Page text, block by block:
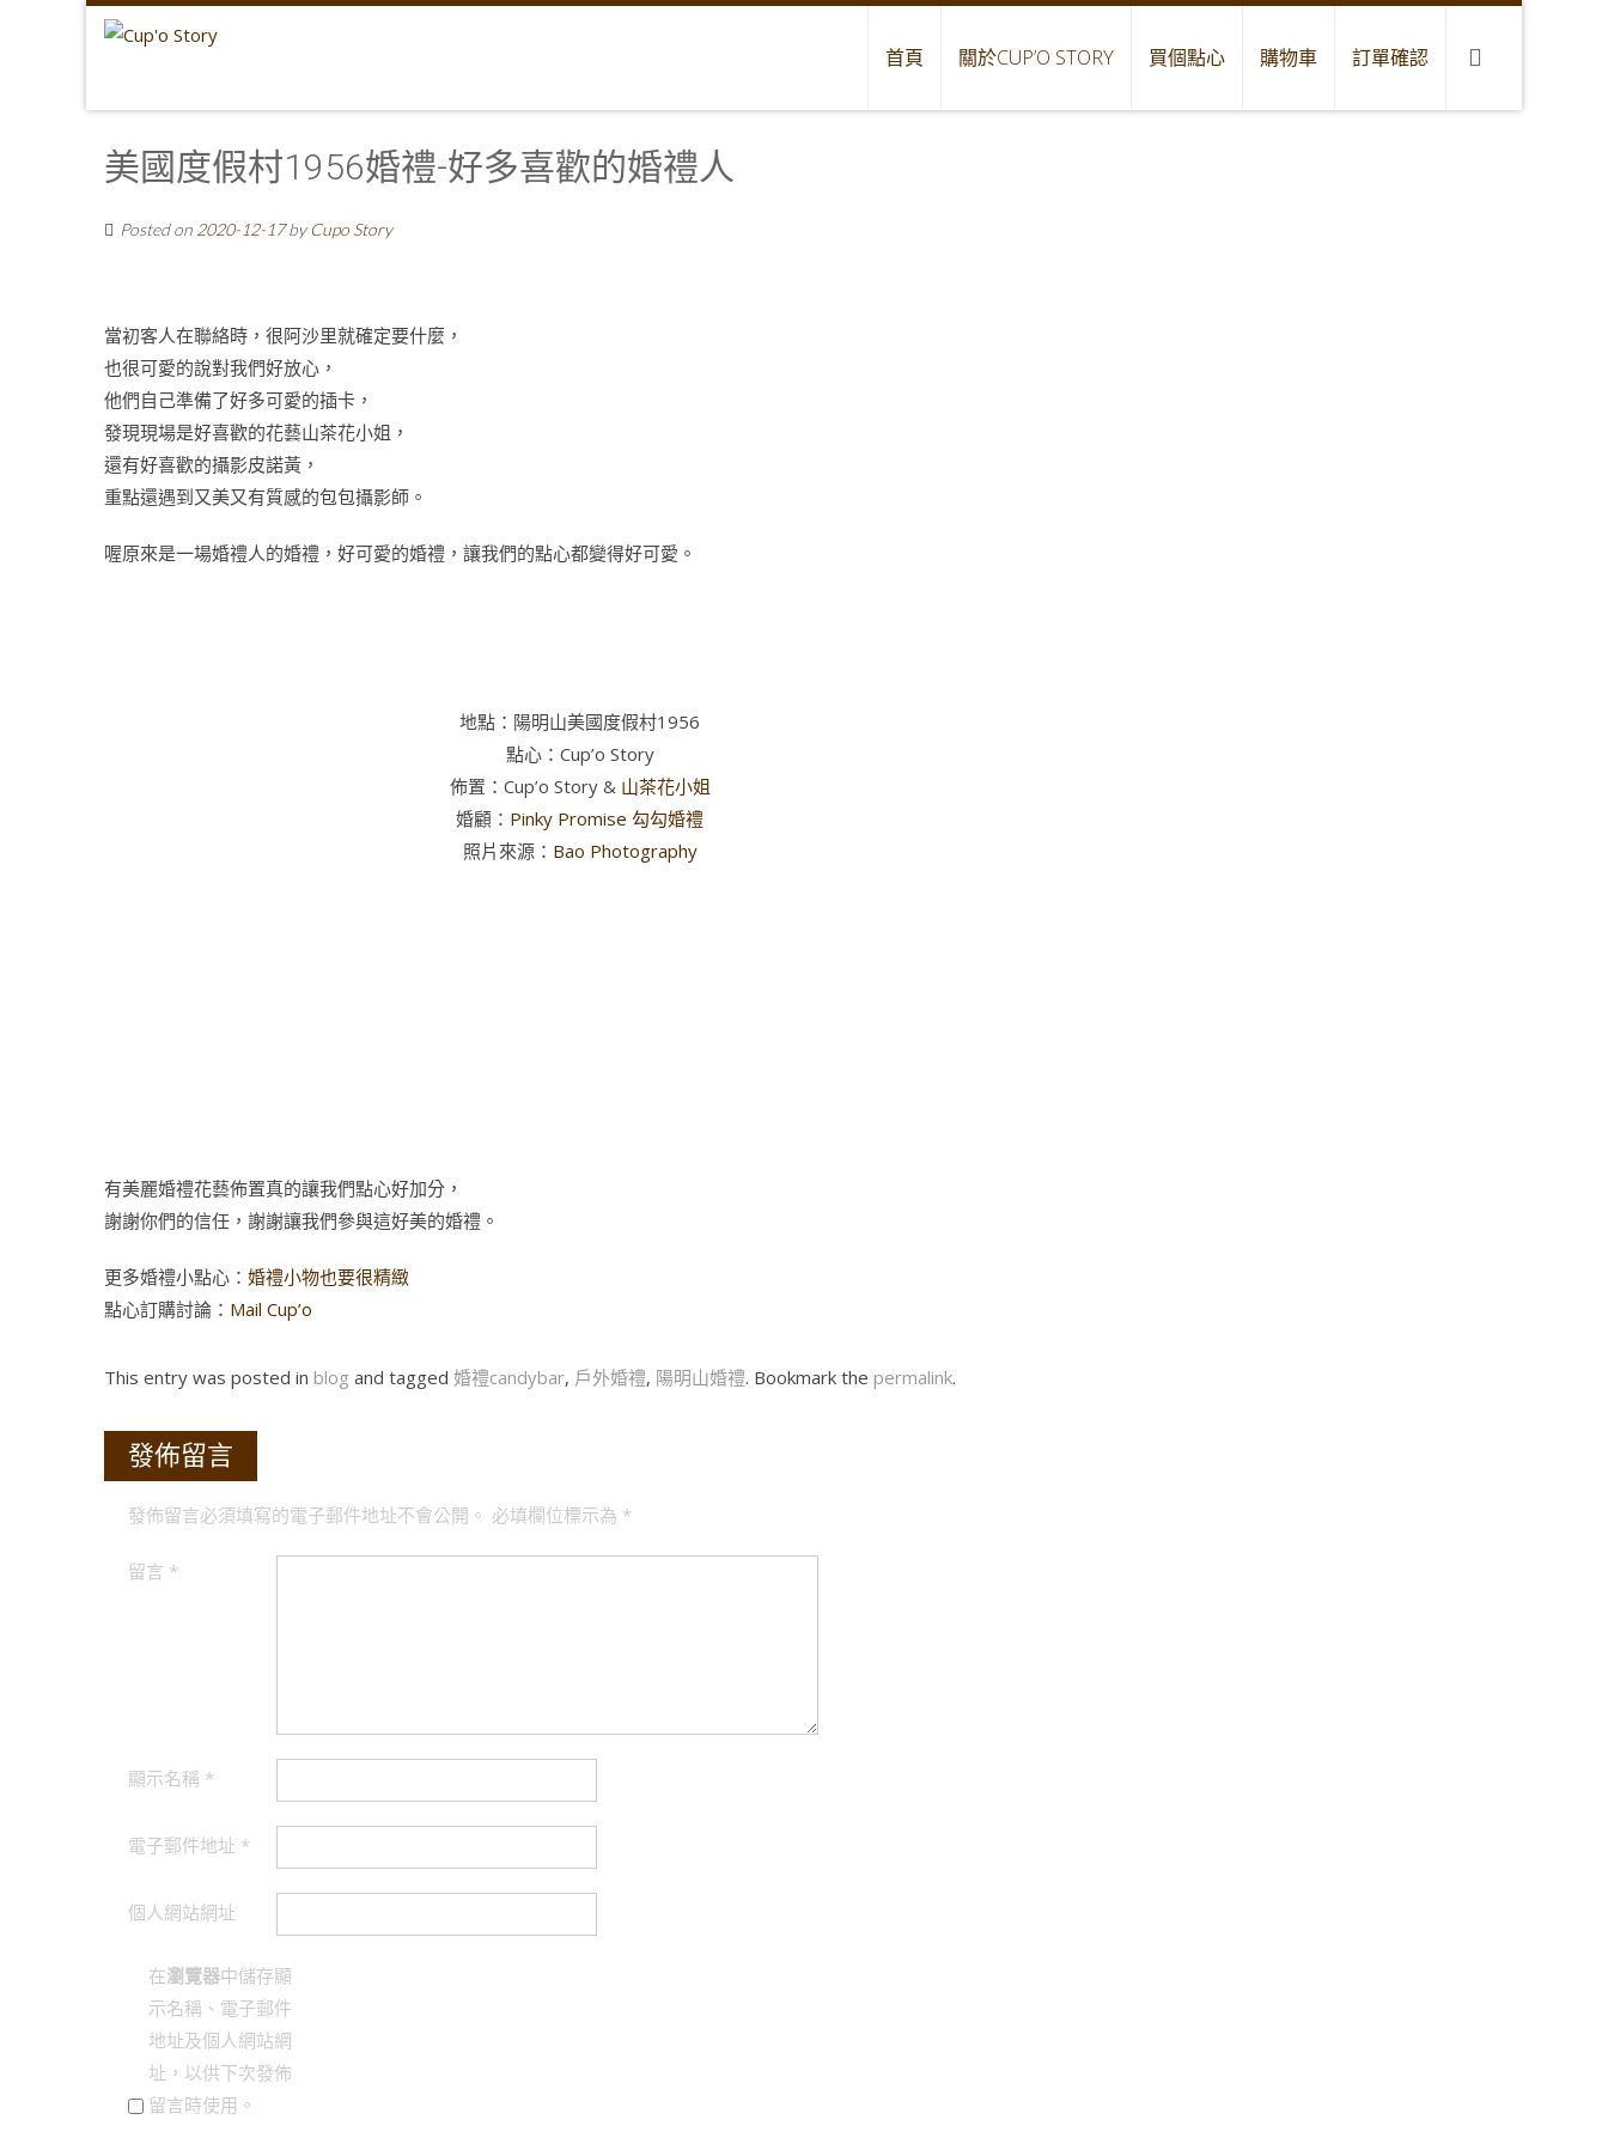
首頁 關於CUP’O STORY 買個點心 購物車 訂單確認
美國度假村1956婚禮-好多喜歡的婚禮人
Posted on 2020-12-17by Cupo Story
當初客人在聯絡時，很阿沙里就確定要什麼，
也很可愛的說對我們好放心，
他們自己準備了好多可愛的插卡，
發現現場是好喜歡的花藝山茶花小姐，
還有好喜歡的攝影皮諾黃，
重點還遇到又美又有質感的包包攝影師。
喔原來是一場婚禮人的婚禮，好可愛的婚禮，讓我們的點心都變得好可愛。
地點：陽明山美國度假村1956
點心：Cup’o Story
佈置：Cup’o Story & 山茶花小姐
婚顧： Pinky Promise 勾勾婚禮
照片來源： Bao Photography
有美麗婚禮花藝佈置真的讓我們點心好加分，
謝謝你們的信任，謝謝讓我們參與這好美的婚禮。
更多婚禮小點心： 婚禮小物也要很精緻
點心訂購討論： Mail Cup’o
This entry was posted in blog and tagged 婚禮candybar, 戶外婚禮, 陽明山婚禮. Bookmark the permalink.
發佈留言
發佈留言必須填寫的電子郵件地址不會公開。 必填欄位標示為 *
留言 *
顯示名稱 *
電子郵件地址 *
個人網站網址
在瀏覽器中儲存顯
示名稱、電子郵件
地址及個人網站網
址，以供下次發佈
留言時使用。